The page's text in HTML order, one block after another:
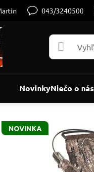
043/3240500
NovinkyNiečo o nás
NOVINKA